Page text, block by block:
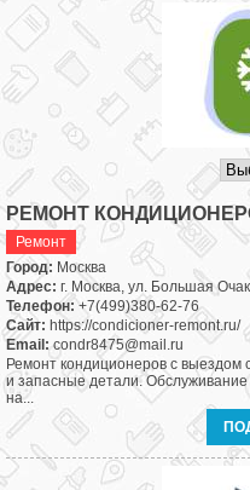
РЕМОНТ
Ремонт
Город: Москва
Адрес: г. Москва, ул. Большая
Телефон:+7(499)380-62-76
Сайт: https://condicioner-remont.ru/
Email: condr8475@mail.ru
Ремонт кондиционеров с выездом
и запасные детали.
на...